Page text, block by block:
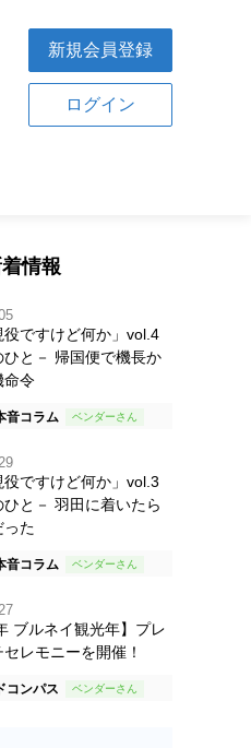
新規会員登録
ログイン
情報
役ですけど何か」vol.4
ひと－ 帰国便で機長か
命令
音コラム
役ですけど何か」vol.3
ひと－ 羽田に着いたら
った
音コラム
ブルネイ観光年】プレ
セレモニーを開催！
コンパス